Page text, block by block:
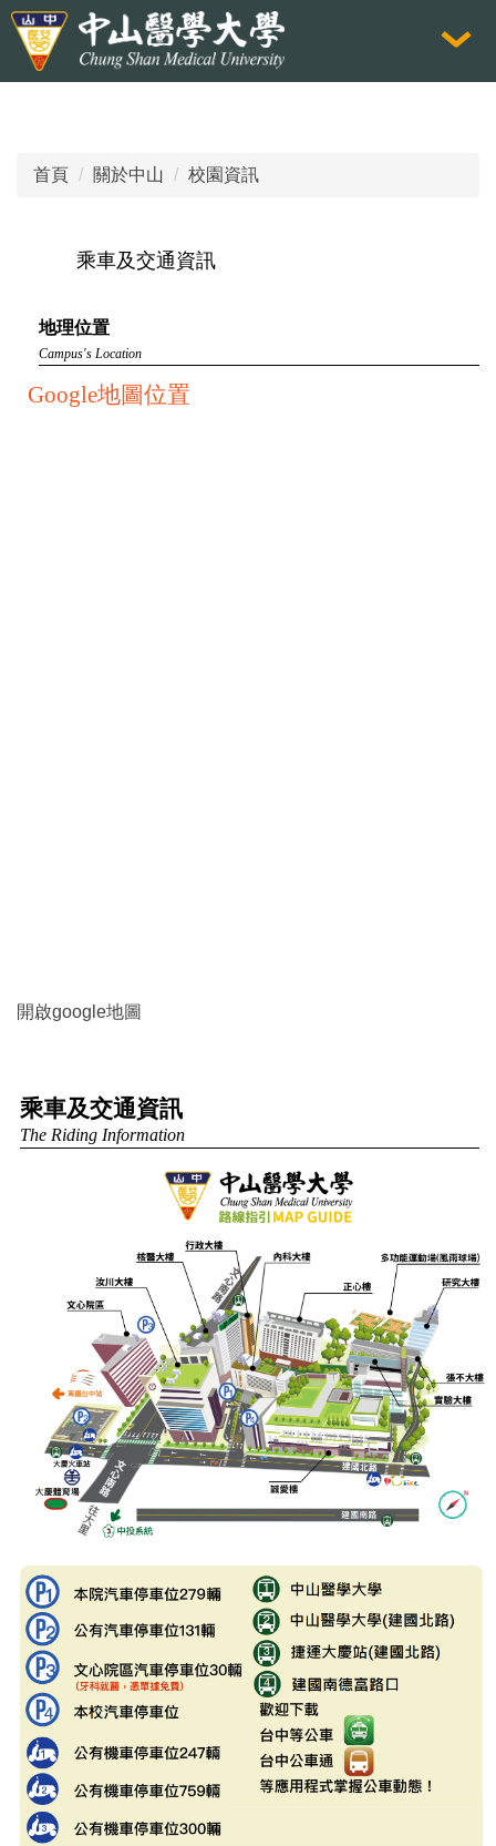
跳
到
首頁 關於中山 校園資訊
乘車及交通資訊
地理位置
Campus's Location
Google地圖位置
開啟google地圖
乘車及交通資訊
The Riding Information